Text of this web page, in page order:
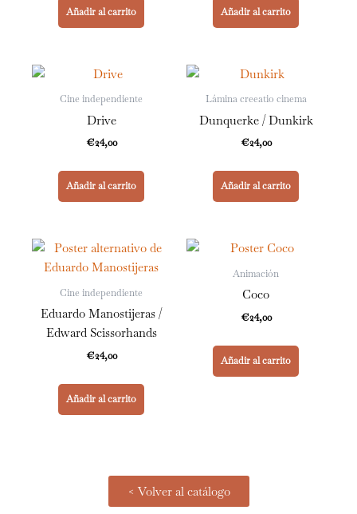
Añadir al carrito Añadir al carrito
Cine independiente
Drive
€24,00
Añadir al carrito
Lámina creeatio cinema
Dunquerke / Dunkirk
€24,00
Añadir al carrito
Cine independiente
Eduardo Manostijeras /
Edward Scissorhands
€24,00
Añadir al carrito
Animación
Coco
€24,00
Añadir al carrito
< Volver al catálogo